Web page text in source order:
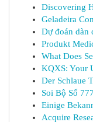
Discovering
Geladeira
Dự đoán dàn
Produkt
What Does
KQXS: Your
Der Schlaue
Soi Bộ Số
Einige
Acquire